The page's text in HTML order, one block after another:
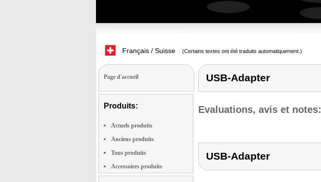
Français / Suisse (Certains textes ont été traduits automatiquement.)
Page d'accueil
Produits:
Actuels produits
Anciens produits
Tous produits
Accessoires produits
USB-Adapter
Evaluations, avis et notes:
USB-Adapter